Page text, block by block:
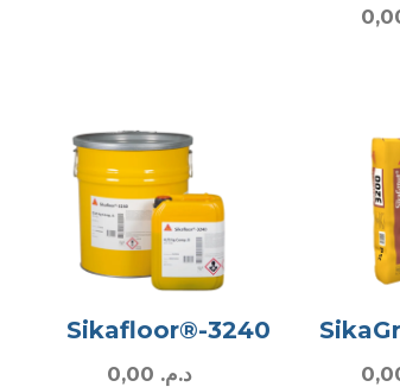
Sikafloor®-3240
د.م.